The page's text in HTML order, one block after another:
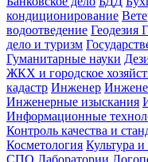
кондиционирование
водоотведение Геодезия
дело и туризм
Гуманитарные науки
ЖКХ и городское
кадастр Инженер
Инженерные изыскания
Информационные
Контроль качества и
Косметология Культура и
СПО Лаборатории